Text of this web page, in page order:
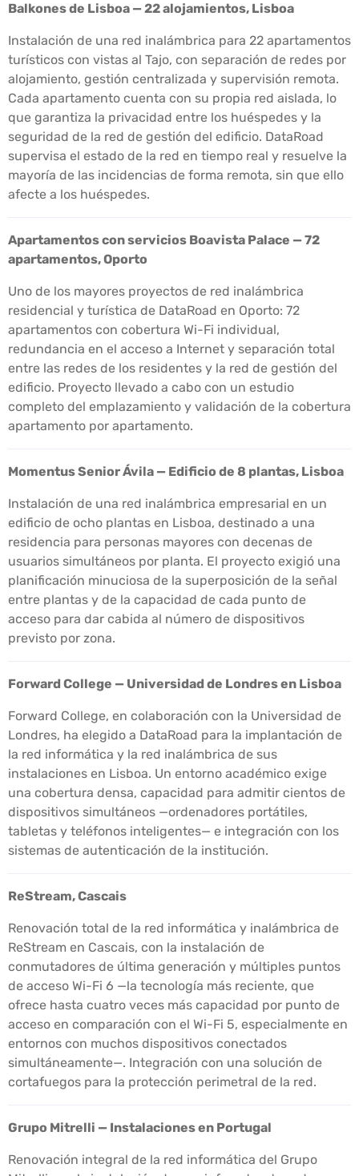
Balkones de Lisboa — 22 alojamientos, Lisboa
Instalación de una red inalámbrica para 22 apartamentos
turísticos con vistas al Tajo, con separación de redes por
alojamiento, gestión centralizada y supervisión remota.
Cada apartamento cuenta con su propia red aislada, lo
que garantiza la privacidad entre los huéspedes y la
seguridad de la red de gestión del edificio. DataRoad
supervisa el estado de la red en tiempo real y resuelve la
mayoría de las incidencias de forma remota, sin que ello
afecte a los huéspedes.
Apartamentos con servicios Boavista Palace — 72
apartamentos, Oporto
Uno de los mayores proyectos de red inalámbrica
residencial y turística de DataRoad en Oporto: 72
apartamentos con cobertura Wi-Fi individual,
redundancia en el acceso a Internet y separación total
entre las redes de los residentes y la red de gestión del
edificio. Proyecto llevado a cabo con un estudio
completo del emplazamiento y validación de la cobertura
apartamento por apartamento.
Momentus Senior Ávila — Edificio de 8 plantas, Lisboa
Instalación de una red inalámbrica empresarial en un
edificio de ocho plantas en Lisboa, destinado a una
residencia para personas mayores con decenas de
usuarios simultáneos por planta. El proyecto exigió una
planificación minuciosa de la superposición de la señal
entre plantas y de la capacidad de cada punto de
acceso para dar cabida al número de dispositivos
previsto por zona.
Forward College — Universidad de Londres en Lisboa
Forward College, en colaboración con la Universidad de
Londres, ha elegido a DataRoad para la implantación de
la red informática y la red inalámbrica de sus
instalaciones en Lisboa. Un entorno académico exige
una cobertura densa, capacidad para admitir cientos de
dispositivos simultáneos —ordenadores portátiles,
tabletas y teléfonos inteligentes— e integración con los
sistemas de autenticación de la institución.
ReStream, Cascais
Renovación total de la red informática y inalámbrica de
ReStream en Cascais, con la instalación de
conmutadores de última generación y múltiples puntos
de acceso Wi-Fi 6 —la tecnología más reciente, que
ofrece hasta cuatro veces más capacidad por punto de
acceso en comparación con el Wi-Fi 5, especialmente en
entornos con muchos dispositivos conectados
simultáneamente—. Integración con una solución de
cortafuegos para la protección perimetral de la red.
Grupo Mitrelli — Instalaciones en Portugal
Renovación integral de la red informática del Grupo